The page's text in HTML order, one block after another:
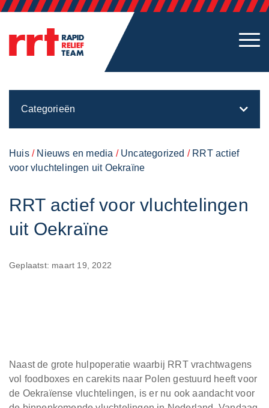
Categorieën
Huis/ Nieuws en media / Uncategorized / RRT actief
voor vluchtelingen uit Oekraïne
RRT actief voor vluchtelingen
uit Oekraïne
Geplaatst: maart 19, 2022
Naast de grote hulpoperatie waarbij RRT vrachtwagens
vol foodboxes en carekits naar Polen gestuurd heeft voor
de Oekraïense vluchtelingen, is er nu ook aandacht voor